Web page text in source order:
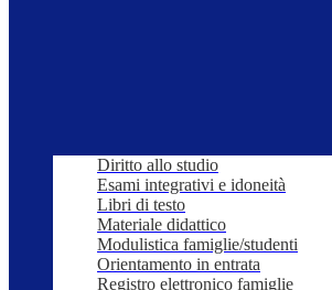
Diritto allo studio
Esami integrativi e idoneità
Libri di testo
Materiale didattico
Modulistica famiglie/studenti
Orientamento in entrata
Registro elettronico famiglie